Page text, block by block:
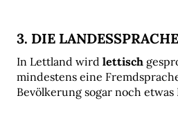
3. DIE LANDESSPRACHE
In Lettland wird lettisch
mindestens eine
Bevölkerung sogar noch etwas